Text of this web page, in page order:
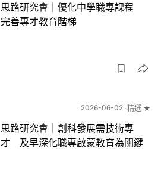
思路研究會｜優化中學職專課程
完善專才教育階梯
2026-06-02 精選 ★
思路研究會｜創科發展需技術專
才 及早深化職專啟蒙教育為關鍵